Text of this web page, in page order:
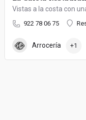
Vistas a la costa con
922 78 06 75
Arrocería +1